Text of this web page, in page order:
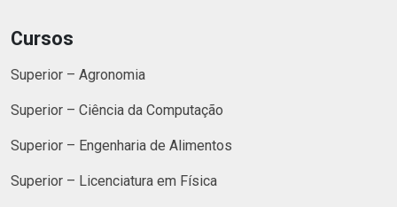
Cursos
Superior – Agronomia
Superior – Ciência da Computação
Superior – Engenharia de Alimentos
Superior – Licenciatura em Física